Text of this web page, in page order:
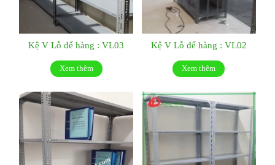
Kệ V Lỗ để hàng : VL03
Xem thêm
Kệ V Lỗ để hàng : VL02
Xem thêm